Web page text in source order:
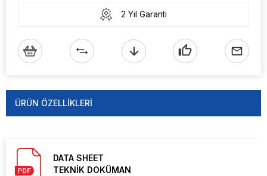
2 Yıl Garanti
ÜRÜN ÖZELLIKLERI
DATA SHEET
TEKNİK DOKÜMAN